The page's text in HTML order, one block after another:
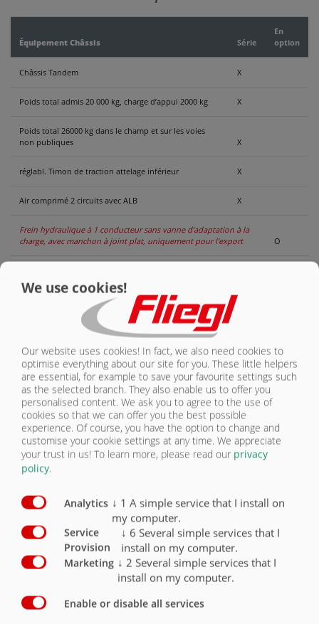
CONTACTER
Équipement Châssis Série
En
option
Châssis Tandem X
Poids total admis 20 000 kg, charge d’appui 2000 kg X
Poids total 26000 kg dans le champ et sur les voies
non publiques
X
réglabl. Timon de traction attelage inférieur X
Air comprimé 2 circuits avec ALB X
Frein hydraulique à 1 conducteur sans vanne d’adaptation à la
charge, avec manchon à joint plat, uniquement pour l’export
O
charge et manchon à joint plat, uniquement pour l’export
Variante 25 km/h pour ALLEMAGNE avec fiche de
données TÜV pour la-fo ZGM.
Variante 40 km/h avec fiche de données TÜV / pour
Allemagne / respecter la capacité de charge des
pneumatiques
O
Variante 25 km/h pour export
Œillet de traction DIN 40 (Ø 40 mm) X
Rotule K80 (Ø 80 mm)
Œillet de traction rotatif Ø 50 mm pour export
uniquement.
O
Œillet de traction avec tenon rotatif (Ø 51 mm)
Catégorie 4 pour export uniquement
Suspension parabolique essieux GIGANT
We use cookies!
Our website uses cookies! In fact, we also need cookies to
optimise everything about our site for you. These little helpers
are essential, for example to save your favourite settings such
as the selected branch. They also enable us to offer you
personalised content. We ask you to agree to the use of
cookies so that we can offer you the best possible
experience. Of course, you have the option to change and
customise your cookie settings at any time. We appreciate
your trust in us! To learn more, please read our privacy
policy.
Analytics ↓ 1 A simple service that I install on
my computer.
Service
Provision
↓ 6 Several simple services that I
install on my computer.
Marketing ↓ 2 Several simple services that I
install on my computer.
Enable or disable all services